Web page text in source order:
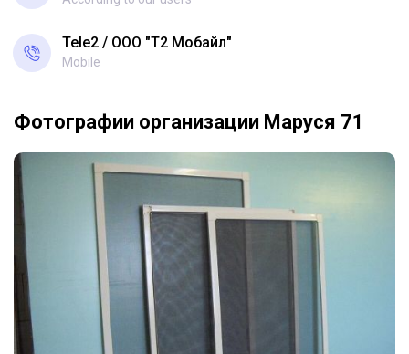
Tele2 ООО "Т2 Мобайл"
Mobile
Фотографии организации Маруся 71